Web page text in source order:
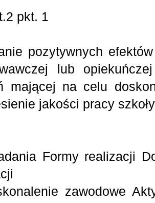
pkt. 1
pozytywnych
lub
mającej na celu
jakości pracy szkoły
Formy realizacji
zawodowe